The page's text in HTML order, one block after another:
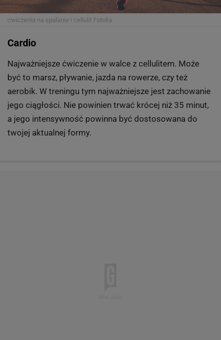
cwiczenia na spalanie i cellulit Fotolia
Cardio
Najważniejsze ćwiczenie w walce z cellulitem. Może
być to marsz, pływanie, jazda na rowerze, czy też
aerobik. W treningu tym najważniejsze jest zachowanie
jego ciągłości. Nie powinien trwać krócej niż 35 minut,
a jego intensywność powinna być dostosowana do
twojej aktualnej formy.